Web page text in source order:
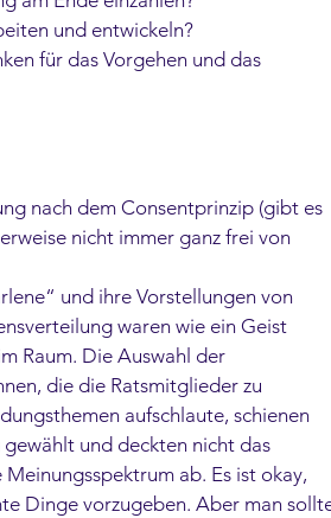
und entwickeln?
für das Vorgehen und das
nach dem Consentprinzip (gibt es
nicht immer ganz frei von
und ihre Vorstellungen von
waren wie ein Geist
Raum. Die Auswahl der
die die Ratsmitglieder zu
aufschlaute, schienen
und deckten nicht das
Meinungsspektrum ab. Es ist okay,
Dinge vorzugeben. Aber man